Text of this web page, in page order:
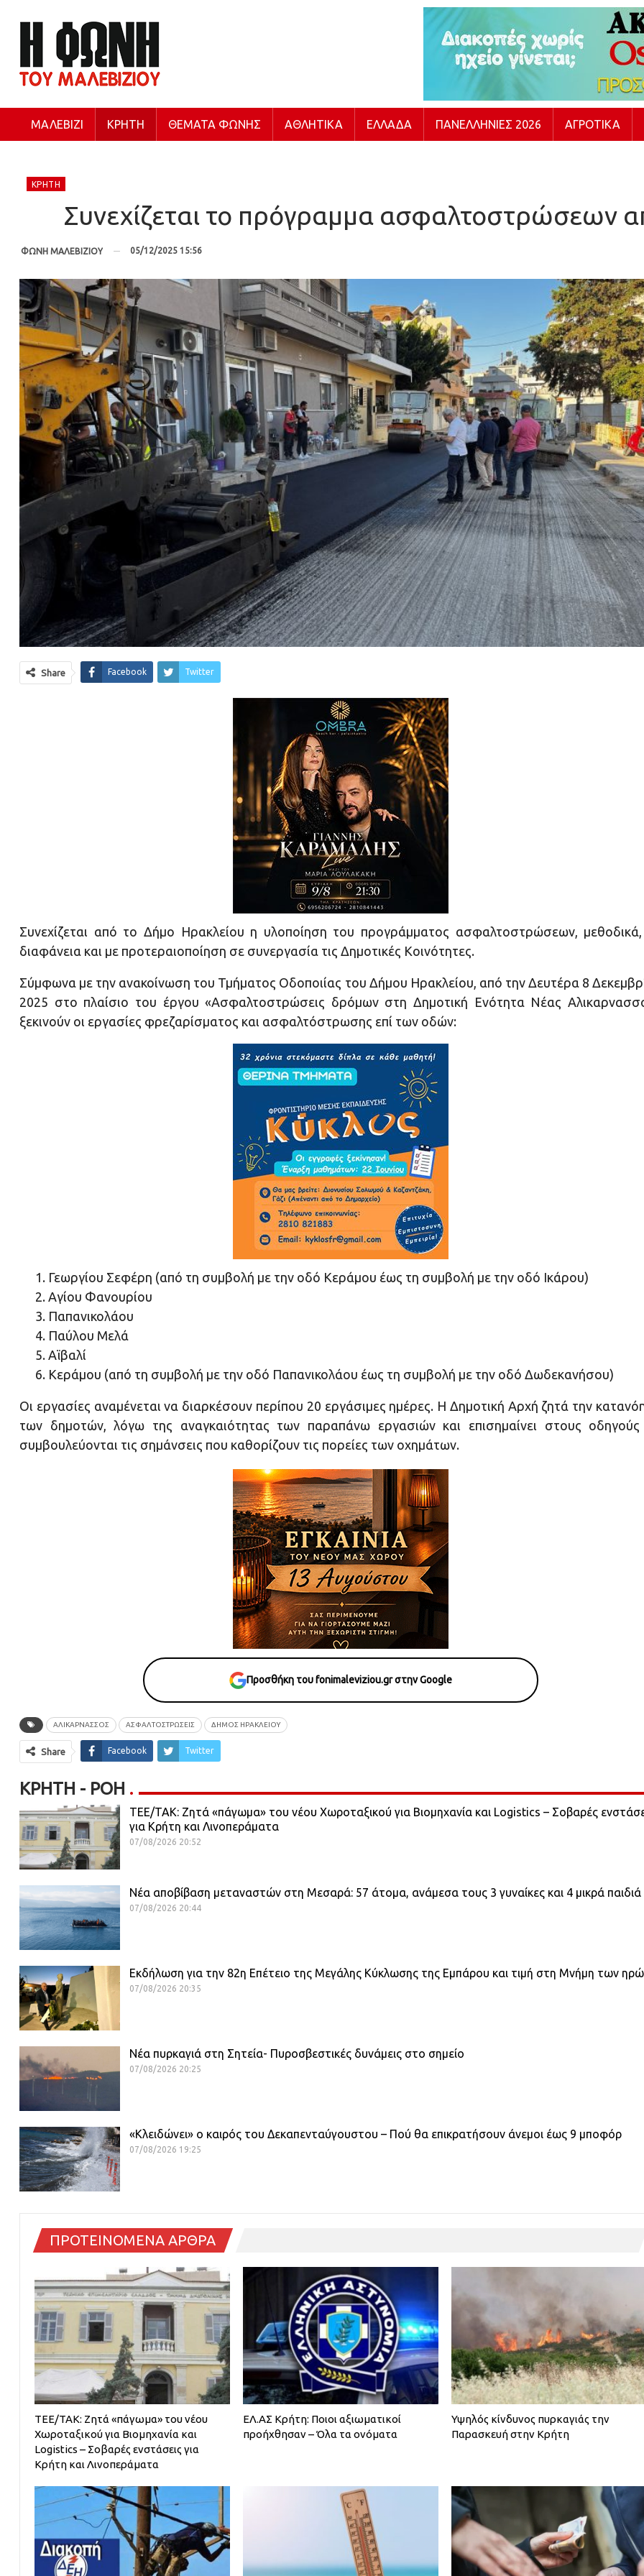
ΜΑΛΕΒΊΖΙ ΚΡΉΤΗ ΘΈΜΑΤΑ ΦΩΝΉΣ ΑΘΛΗΤΙΚΆ ΕΛΛΆΔΑ ΠΑΝΕΛΛΉΝΙΕΣ 2026 ΑΓΡΟΤΙΚΆ
ΚΡΉΤΗ
Συνεχίζεται το πρόγραμμα ασφαλτοστρώσεων
ΦΩΝΗ ΜΑΛΕΒΙΖΙΟΥ 05/12/2025 15:56
Share Facebook Twitter
Συνεχίζεται από το Δήμο Ηρακλείου η υλοποίηση του προγράμματος ασφαλτοστρώσεων,
διαφάνεια και με προτεραιοποίηση σε συνεργασία τις Δημοτικές Κοινότητες.
Σύμφωνα με την ανακοίνωση του Τμήματος Οδοποιίας του Δήμου Ηρακλείου, από την Δευτέρα 8
2025 στο πλαίσιο του έργου «Ασφαλτοστρώσεις δρόμων στη Δημοτική Ενότητα Νέας
ξεκινούν οι εργασίες φρεζαρίσματος και ασφαλτόστρωσης επί των οδών:
Γεωργίου Σεφέρη (από τη συμβολή με την οδό Κεράμου έως τη συμβολή με την οδό Ικάρου)
Αγίου Φανουρίου
Παπανικολάου
Παύλου Μελά
Αϊβαλί
Κεράμου (από τη συμβολή με την οδό Παπανικολάου έως τη συμβολή με την οδό Δωδεκανήσου)
Οι εργασίες αναμένεται να διαρκέσουν περίπου 20 εργάσιμες ημέρες. Η Δημοτική Αρχή ζητά την
των δημοτών, λόγω της αναγκαιότητας των παραπάνω εργασιών και επισημαίνει στους
συμβουλεύονται τις σημάνσεις που καθορίζουν τις πορείες των οχημάτων.
Προσθήκη του fonimaleviziou.gr στην Google
ΑΛΙΚΑΡΝΑΣΣΌΣ ΑΣΦΑΛΤΟΣΤΡΏΣΕΙΣ ΔΗΜΟΣ ΗΡΑΚΛΕΙΟΥ
Share Facebook Twitter
ΚΡΉΤΗ - ΡΟΗ
ΤΕΕ/ΤΑΚ: Ζητά «πάγωμα» του νέου Χωροταξικού για Βιομηχανία και Logistics – Σοβαρές
για Κρήτη και Λινοπεράματα
07/08/2026 20:52
Νέα αποβίβαση μεταναστών στη Μεσαρά: 57 άτομα, ανάμεσα τους 3 γυναίκες και 4 μικρά παιδιά
07/08/2026 20:44
Εκδήλωση για την 82η Επέτειο της Μεγάλης Κύκλωσης της Εμπάρου και τιμή στη Μνήμη των
07/08/2026 20:35
Νέα πυρκαγιά στη Σητεία- Πυροσβεστικές δυνάμεις στο σημείο
07/08/2026 20:25
«Κλειδώνει» ο καιρός του Δεκαπενταύγουστου – Πού θα επικρατήσουν άνεμοι έως 9 μποφόρ
07/08/2026 19:25
ΠΡΟΤΕΙΝΟΜΕΝΑ ΑΡΘΡΑ
ΤΕΕ/ΤΑΚ: Ζητά «πάγωμα» του νέου
Χωροταξικού για Βιομηχανία και
Logistics – Σοβαρές ενστάσεις για
Κρήτη και Λινοπεράματα
ΕΛ.ΑΣ Κρήτη: Ποιοι αξιωματικοί
προήχθησαν – Όλα τα ονόματα
Υψηλός κίνδυνος πυρκαγιάς την
Παρασκευή στην Κρήτη